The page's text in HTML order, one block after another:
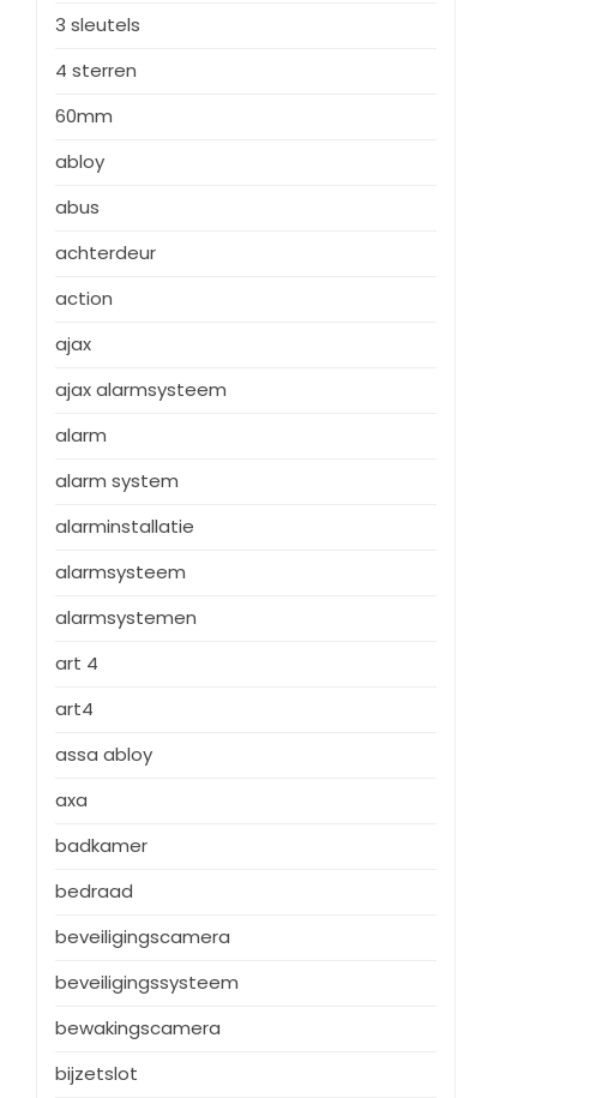
3 sleutels
4 sterren
60mm
abloy
abus
achterdeur
action
ajax
ajax alarmsysteem
alarm
alarm system
alarminstallatie
alarmsysteem
alarmsystemen
art 4
art4
assa abloy
axa
badkamer
bedraad
beveiligingscamera
beveiligingssysteem
bewakingscamera
bijzetslot